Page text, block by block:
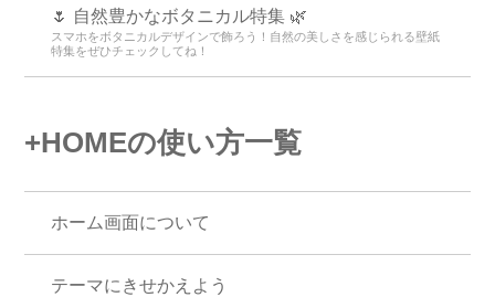
🌷 自然豊かなボタニカル特集 🌿
スマホをボタニカルデザインで飾ろう！自然の美しさを感じられる壁紙
特集をぜひチェックしてね！
+HOMEの使い方一覧
ホーム画面について
テーマにきせかえよう